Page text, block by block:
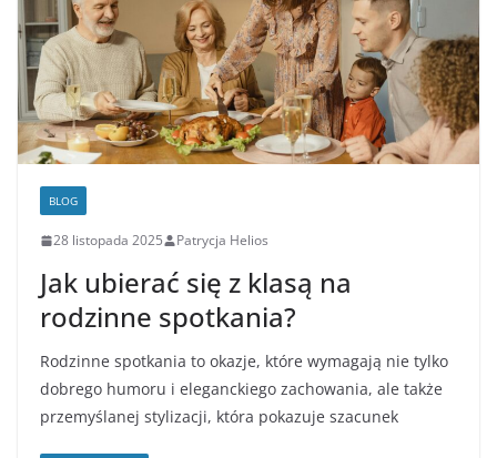
BLOG
28 listopada 2025 Patrycja Helios
Jak ubierać się z klasą na
rodzinne spotkania?
Rodzinne spotkania to okazje, które wymagają nie tylko
dobrego humoru i eleganckiego zachowania, ale także
przemyślanej stylizacji, która pokazuje szacunek